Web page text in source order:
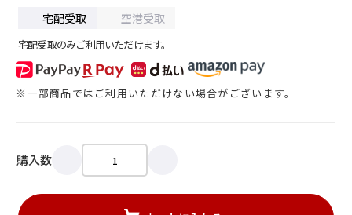
宅配受取 空港受取
宅配受取のみご利用いただけます。
※一部商品ではご利用いただけない場合がございます。
購入数